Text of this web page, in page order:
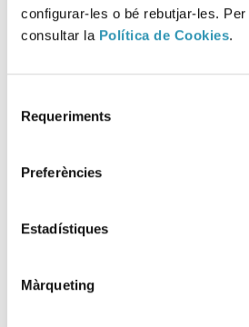
configurar-les o bé rebutjar-les.
consultar la Política de Cookies.
Requeriments
Preferències
Estadístiques
Màrqueting
Nueva estación de
atmosférica en la
Meridiana
19-01-2026
SALUD AMBIENTAL